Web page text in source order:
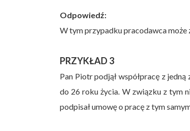
Odpowiedź:
W tym przypadku pracodawca może
PRZYKŁAD 3
Pan Piotr podjął współpracę z
do 26 roku życia. W związku z tym
podpisał umowę o pracę z tym